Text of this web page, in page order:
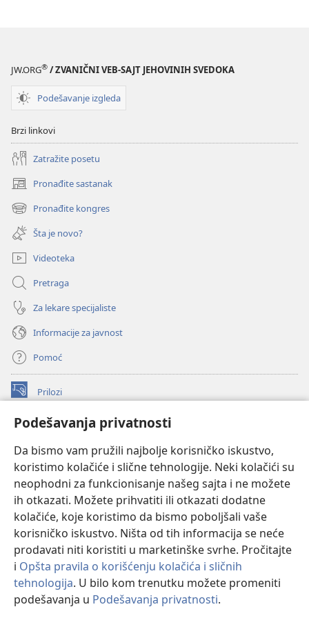
Podešavanja privatnosti
Da bismo vam pružili najbolje korisničko iskustvo,
koristimo kolačiće i slične tehnologije. Neki kolačići su
neophodni za funkcionisanje našeg sajta i ne možete
ih otkazati. Možete prihvatiti ili otkazati dodatne
kolačiće, koje koristimo da bismo poboljšali vaše
korisničko iskustvo. Ništa od tih informacija se neće
prodavati niti koristiti u marketinške svrhe. Pročitajte
i Opšta pravila o korišćenju kolačića i sličnih
tehnologija. U bilo kom trenutku možete promeniti
podešavanja u Podešavanja privatnosti.
(revidirano
JW.ORG® / ZVANIČNI VEB-SAJT JEHOVINIH SVEDOKA
Podešavanje izgleda
Brzi linkovi
Zatražite posetu
Pronađite sastanak
(otvara
novi
prozor)
Pronađite kongres
(otvara
novi
prozor)
Šta je novo?
Videoteka
Pretraga
Za lekare specijaliste
Informacije za javnost
Pomoć
Prilozi
(otvara
prozor)ONLAJN BIBLIOTEKA Watchtower
novi
prozor)JW Hub®
(otvara
novi
prozor)
®
Watchtower Library®
Copyright© 2026 Watch Tower Bible and Tract Society of Pennsylvania.
PRAVILA KORIŠĆENJA|PRIVATNOST| PODEŠAVANjE PRIVATNOSTI